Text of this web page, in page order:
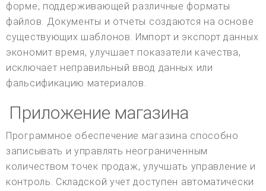
форме, поддерживающей различные форматы
файлов. Документы и отчеты создаются на основе
существующих шаблонов. Импорт и экспорт данных
экономит время, улучшает показатели качества,
исключает неправильный ввод данных или
фальсификацию материалов.
Приложение магазина
Программное обеспечение магазина способно
записывать и управлять неограниченным
количеством точек продаж, улучшать управление и
контроль. Складской учет доступен автоматически